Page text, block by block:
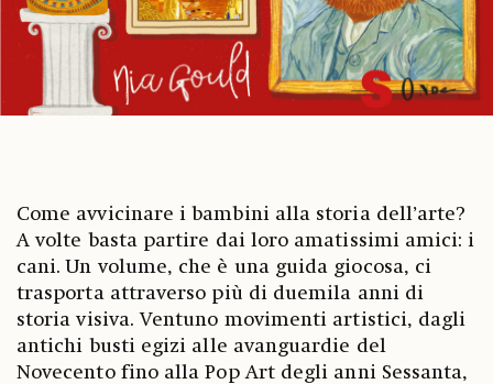
Come avvicinare i bambini alla storia dell’arte?
A volte basta partire dai loro amatissimi amici: i
cani. Un volume, che è una guida giocosa, ci
trasporta attraverso più di duemila anni di
storia visiva. Ventuno movimenti artistici, dagli
antichi busti egizi alle avanguardie del
Novecento fino alla Pop Art degli anni Sessanta,